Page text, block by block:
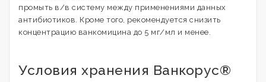
промыть в/в систему между применениями данных
антибиотиков. Кроме того, рекомендуется снизить
концентрацию ванкомицина до 5 мг/мл и менее.
Условия хранения Ванкорус®